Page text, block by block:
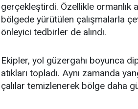
gerçekleştirdi. Özellikle ormanlık
bölgede yürütülen çalışmalarla
önleyici tedbirler de alındı.
Ekipler, yol güzergahı boyunca
atıkları topladı. Aynı zamanda
çalılar temizlenerek bölge daha